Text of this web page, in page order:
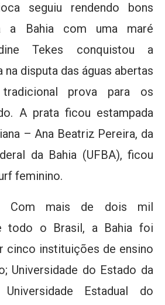
seguiu rendendo bons
a Bahia com uma maré
Tekes conquistou a
na disputa das águas abertas
prova para os
A prata ficou estampada
– Ana Beatriz Pereira, da
da Bahia (UFBA), ficou
feminino.
Com mais de dois mil
todo o Brasil, a Bahia foi
cinco instituições de ensino
Universidade do Estado da
Universidade Estadual do